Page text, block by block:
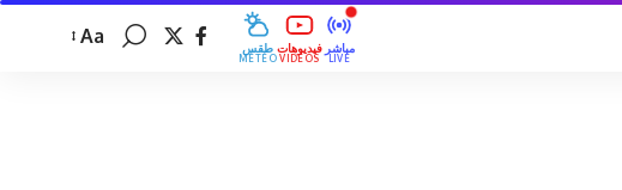
طقس
MÉTÉO
فيديوهات
VIDÉOS
مباشر
LIVE
Aa